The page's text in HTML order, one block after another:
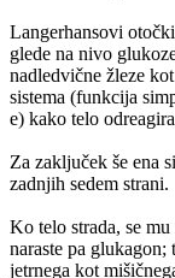
Langerhansovi
glede na nivo
nadledvične žleze
sistema (funkcija
e) kako telo
Za zaključek še ena
zadnjih sedem strani.
Ko telo strada, se
naraste pa
jetrnega kot